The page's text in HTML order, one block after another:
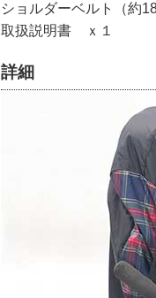
ショルダーベルト（約
取扱説明書 ｘ１
詳細